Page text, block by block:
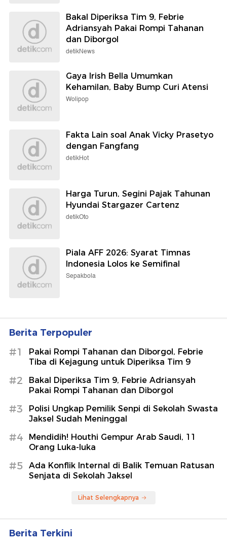
Bakal Diperiksa Tim 9, Febrie
Adriansyah Pakai Rompi Tahanan
dan Diborgol
detikNews
Gaya Irish Bella Umumkan
Kehamilan, Baby Bump Curi Atensi
Wolipop
Fakta Lain soal Anak Vicky Prasetyo
dengan Fangfang
detikHot
Harga Turun, Segini Pajak Tahunan
Hyundai Stargazer Cartenz
detikOto
Piala AFF 2026: Syarat Timnas
Indonesia Lolos ke Semifinal
Sepakbola
Berita Terpopuler
#1
Pakai Rompi Tahanan dan Diborgol, Febrie
Tiba di Kejagung untuk Diperiksa Tim 9
#2
Bakal Diperiksa Tim 9, Febrie Adriansyah
Pakai Rompi Tahanan dan Diborgol
#3
Polisi Ungkap Pemilik Senpi di Sekolah Swasta
Jaksel Sudah Meninggal
#4
Mendidih! Houthi Gempur Arab Saudi, 11
Orang Luka-luka
#5
Ada Konflik Internal di Balik Temuan Ratusan
Senjata di Sekolah Jaksel
Lihat Selengkapnya
Berita Terkini